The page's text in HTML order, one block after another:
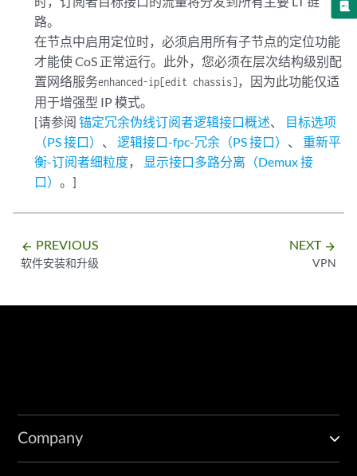
路。
在节点中启用定位时，必须启用所有子节点的定位功能
才能使 CoS 正常运行。此外，您必须在层次结构级别配
置网络服务enhanced-ip[edit chassis]，因为此功能仅适
用于增强型 IP 模式。
[请参阅锚定冗余伪线订阅者逻辑接口概述、 目标选项
（PS 接口） 、逻辑接口-fpc-冗余（PS 接口） 、 重新平
衡-订阅者细粒度， 显示接口多路分离（Demux 接
口）。]
arrow_backward PREVIOUS
软件安装和升级
NEXT arrow_forward
VPN
Company